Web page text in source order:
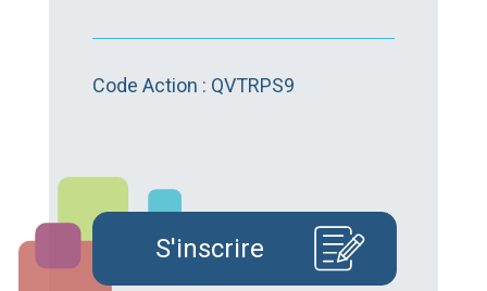
Code Action : QVTRPS9
S'inscrire